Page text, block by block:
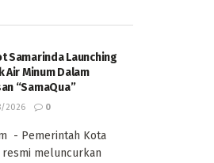
Samarinda Launching
Air Minum Dalam
“SamaQua”
2026 0
- Pemerintah Kota
resmi meluncurkan